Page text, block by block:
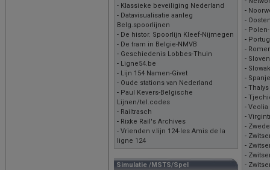
- Klassieke beveiliging Nederland
- Datavisualisatie aanleg
Belg.spoorlijnen
- De histor. Spoorlijn Kleef-Nijmegen
- De tram in Belgie-NMVB
- Geschiedenis Lobbes-Thuin
- Ligne54.be
- Lijn 154 Namen-Givet
- Oude stations van Nederland
- Paul Kevers-Belgische
Lijnen/tel.codes
- Railtrasch
- Rixke Rail's Archives
- Vrienden v.lijn 124-les Amis de la
ligne 124
Simulatie /MSTS/Spel
-
-
-
-
-
-
-
-
- Thalys
-
- Veolia
-
-
-
-
-
-